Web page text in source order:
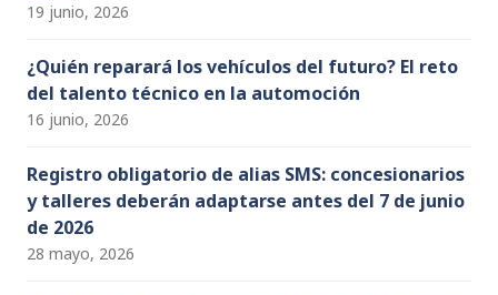
19 junio, 2026
¿Quién reparará los vehículos del futuro? El reto
del talento técnico en la automoción
16 junio, 2026
Registro obligatorio de alias SMS: concesionarios
y talleres deberán adaptarse antes del 7 de junio
de 2026
28 mayo, 2026